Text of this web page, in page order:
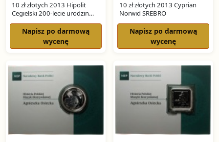
10 zł złotych 2013 Hipolit
Cegielski 200-lecie urodzin
SREBRO
Napisz po darmową
wycenę
10 zł złotych 2013 Cyprian
Norwid SREBRO
Napisz po darmową
wycenę